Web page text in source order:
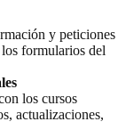
y peticiones
formularios del
los cursos
actualizaciones,